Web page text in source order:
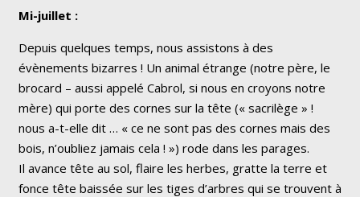
Mi-juillet :
Depuis quelques temps, nous assistons à des
évènements bizarres ! Un animal étrange (notre père, le
brocard – aussi appelé Cabrol, si nous en croyons notre
mère) qui porte des cornes sur la tête (« sacrilège » !
nous a-t-elle dit … « ce ne sont pas des cornes mais des
bois, n’oubliez jamais cela ! ») rode dans les parages.
Il avance tête au sol, flaire les herbes, gratte la terre et
fonce tête baissée sur les tiges d’arbres qui se trouvent à